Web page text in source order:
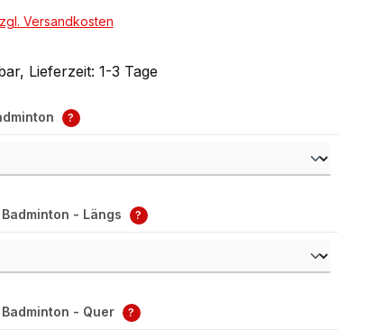
Versandkosten
Lieferzeit: 1-3 Tage
?
- Längs ?
- Quer ?